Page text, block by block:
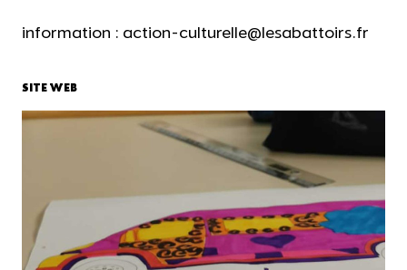
information : action-culturelle@lesabattoirs.fr
SITE WEB